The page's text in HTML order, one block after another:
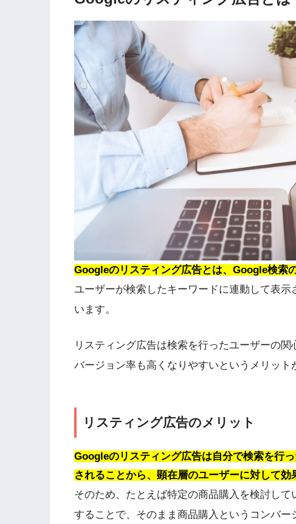
Googleのリスティング広告とは、Google検索
ユーザーが検索したキーワードに連動して表
います。
リスティング広告は検索を行ったユーザーの
バージョン率も高くなりやすいというメリット
リスティング広告のメリット
Googleのリスティング広告は自分で検索を行
されることから、顕在層のユーザーに対して効
そのため、たとえば特定の商品購入を検討し
することで、そのまま商品購入というコンバー